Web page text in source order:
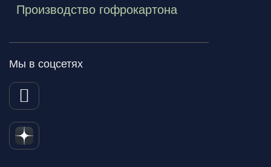
Производство гофрокартона
Мы в соцсетях